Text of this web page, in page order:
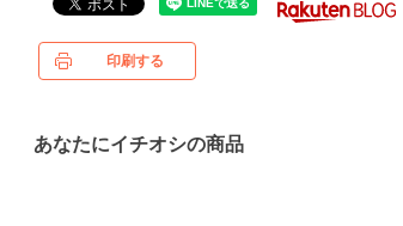
印刷する
あなたにイチオシの商品